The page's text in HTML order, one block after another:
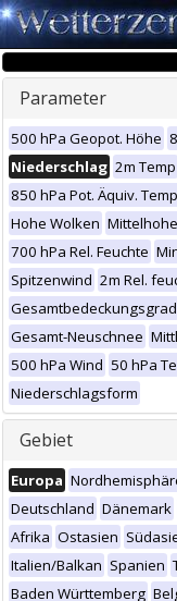
Parameter
500 hPa Geopot. Höhe
Niederschlag 2m Temp
850 hPa Pot. Äquiv. Temp
Hohe Wolken
700 hPa Rel. Feuchte
Spitzenwind 2m Rel.
Gesamtbedeckungsgrad
Gesamt-Neuschnee
500 hPa Wind 50 hPa
Niederschlagsform
Gebiet
Europa
Deutschland Dänemark
Afrika Ostasien
Italien/Balkan Spanien
Baden Württemberg